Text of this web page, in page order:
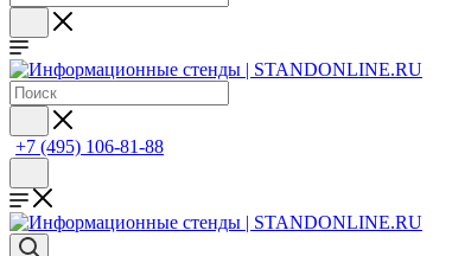
+7 (495) 106-81-88